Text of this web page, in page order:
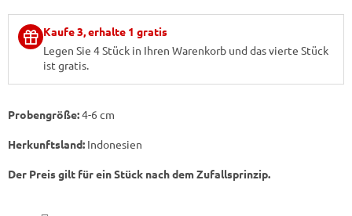
Kaufe 3, erhalte 1 gratis
Legen Sie 4 Stück in Ihren Warenkorb und das vierte Stück
ist gratis.
Probengröße:4-6 cm
Herkunftsland: Indonesien
Der Preis gilt für ein Stück nach dem Zufallsprinzip.